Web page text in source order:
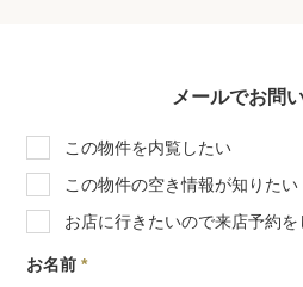
メールでお問
この物件を内覧したい
この物件の空き情報が知りたい
お店に行きたいので来店予約を
お名前*